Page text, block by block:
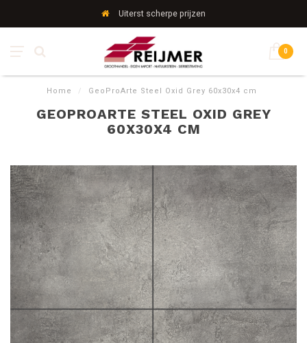
Uiterst scherpe prijzen
0
Home / GeoProArte Steel Oxid Grey 60x30x4 cm
GEOPROARTE STEEL OXID GREY
60X30X4 CM